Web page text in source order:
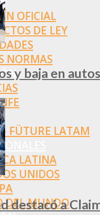
OFICIAL
DE LEY
NORMAS
FÜTURE LATAM
LATINA
UNIDOS
DEL MUNDO
y baja en
destacó a